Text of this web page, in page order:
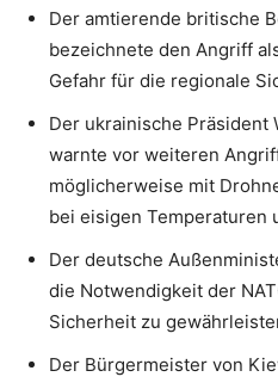
Der amtierende britische
bezeichnete den Angriff
Gefahr für die regionale
Der ukrainische Präsident
warnte vor weiteren
möglicherweise mit
bei eisigen Temperaturen
Der deutsche
die Notwendigkeit der
Sicherheit zu
Der Bürgermeister von